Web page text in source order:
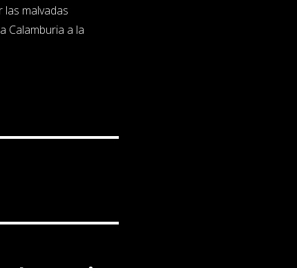
las malvadas
Calamburia a la